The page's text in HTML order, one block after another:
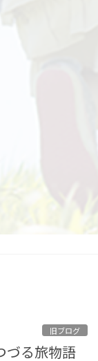
旧ブログ
づる旅物語